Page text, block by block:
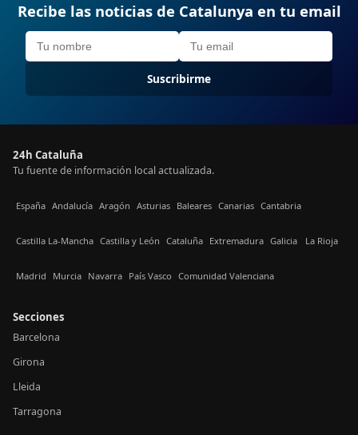
Recibe las noticias de Catalunya en tu email
Suscribirme
24h Cataluña
Tu fuente de información local actualizada.
España Andalucía Aragón Asturias Baleares Canarias Cantabria
Castilla La-Mancha Castilla y León Cataluña Extremadura Galicia La Rioja
Madrid Murcia Navarra País Vasco Comunidad Valenciana
Secciones
Barcelona
Girona
Lleida
Tarragona